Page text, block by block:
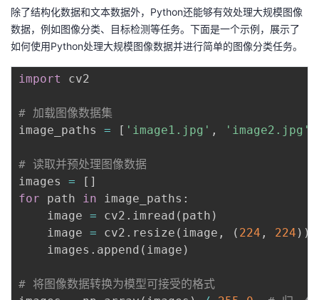
除了结构化数据和文本数据外，Python还能够有效处理大规模图像
数据，例如图像分类、目标检测等任务。下面是一个示例，展示了
如何使用Python处理大规模图像数据并进行简单的图像分类任务。
import cv2
# 加载图像数据集
image_paths = [ 'image1.jpg' , 'image2.jpg'
# 读取并预处理图像数据
images = [ ]
for path in image_paths :
    image
= cv2 . imread ( path )
    image
= cv2 . resize ( image , ( 224 , 224 ) )
    images
. append ( image )
# 将图像数据转换为模型可接受的格式